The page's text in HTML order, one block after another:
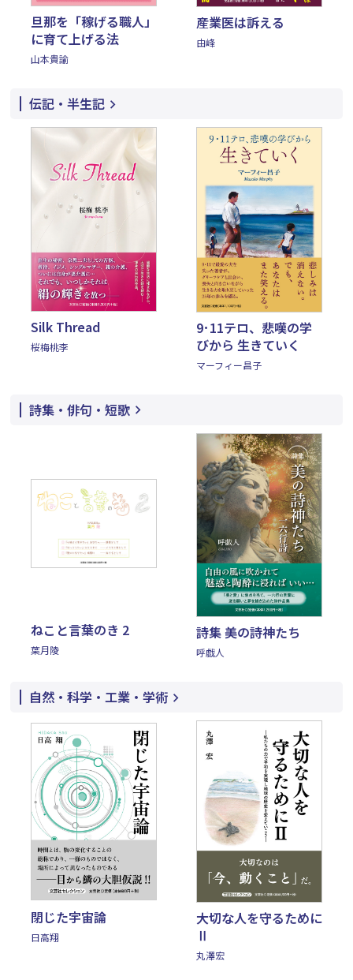
旦那を「稼げる職人」
に育て上げる法
山本貴諭
産業医は訴える
由峰
伝記・半生記
Silk Thread
桜梅桃李
9･11テロ、悲嘆の学
びから 生きていく
マーフィー昌子
詩集・俳句・短歌
ねこと言葉のき 2
葉月陵
詩集 美の詩神たち
呼戯人
自然・科学・工業・学術
閉じた宇宙論
日高翔
大切な人を守るために
Ⅱ
丸澤宏